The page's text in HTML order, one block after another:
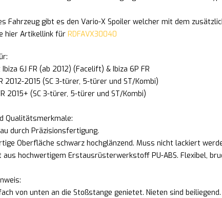
Fahrzeug gibt es den Vario-X Spoiler welcher mit dem
hier Artikellink für RDFAVX30040
6J FR (ab 2012) (Facelift) & Ibiza 6P FR
2012-2015 (SC 3-türer, 5-türer und ST/Kombi)
2015+ (SC 3-türer, 5-türer und ST/Kombi)
Qualitätsmerkmale:
durch Präzisionsfertigung.
Oberfläche schwarz hochglänzend. Muss nicht lackiert
aus hochwertigem Erstausrüsterwerkstoff PU-ABS. Flexibel,
von unten an die Stoßstange genietet. Nieten sind beiliegend.